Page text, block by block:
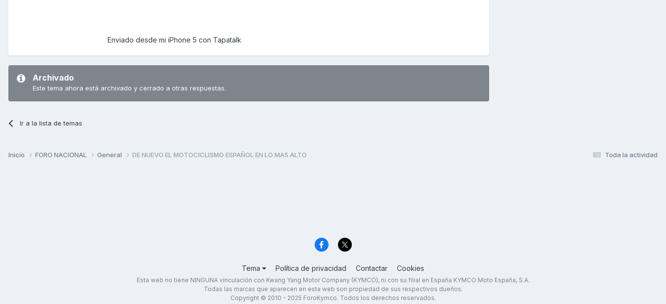
Enviado desde mi iPhone 5 con Tapatalk
Archivado
Este tema ahora está archivado y cerrado a otras respuestas.
Ir a la lista de temas
Toda la actividad
Inicio FORO NACIONAL General DE NUEVO EL MOTOCICLISMO ESPAÑOL EN LO MAS ALTO
Tema Política de privacidad Contactar Cookies
Esta web no tiene NINGUNA vinculación con Kwang Yang Motor Company (KYMCO), ni con su filial en España KYMCO Moto España, S.A.
Todas las marcas que aparecen en esta web son propiedad de sus respectivos dueños.
Copyright © 2010 - 2025 ForoKymco. Todos los derechos reservados.